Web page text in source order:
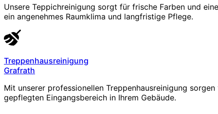
Unsere Teppichreinigung sorgt für frische Farben und
ein angenehmes Raumklima und langfristige Pflege.
Treppenhausreinigung
Grafrath
Mit unserer professionellen Treppenhausreinigung
gepflegten Eingangsbereich in Ihrem Gebäude.